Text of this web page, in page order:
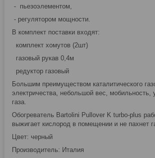
- пьезоэлементом,
- регулятором мощности.
В комплект поставки входят:
комплект хомутов (2шт)
газовый рукав 0,4м
редуктор газовый
Большим преимуществом каталитического
электричества, небольшой вес,
газа.
Обогреватель Bartolini Pullover K turbo-plus
выжигает кислород в помещении и не пахнет
Цвет: черный
Производитель: Италия